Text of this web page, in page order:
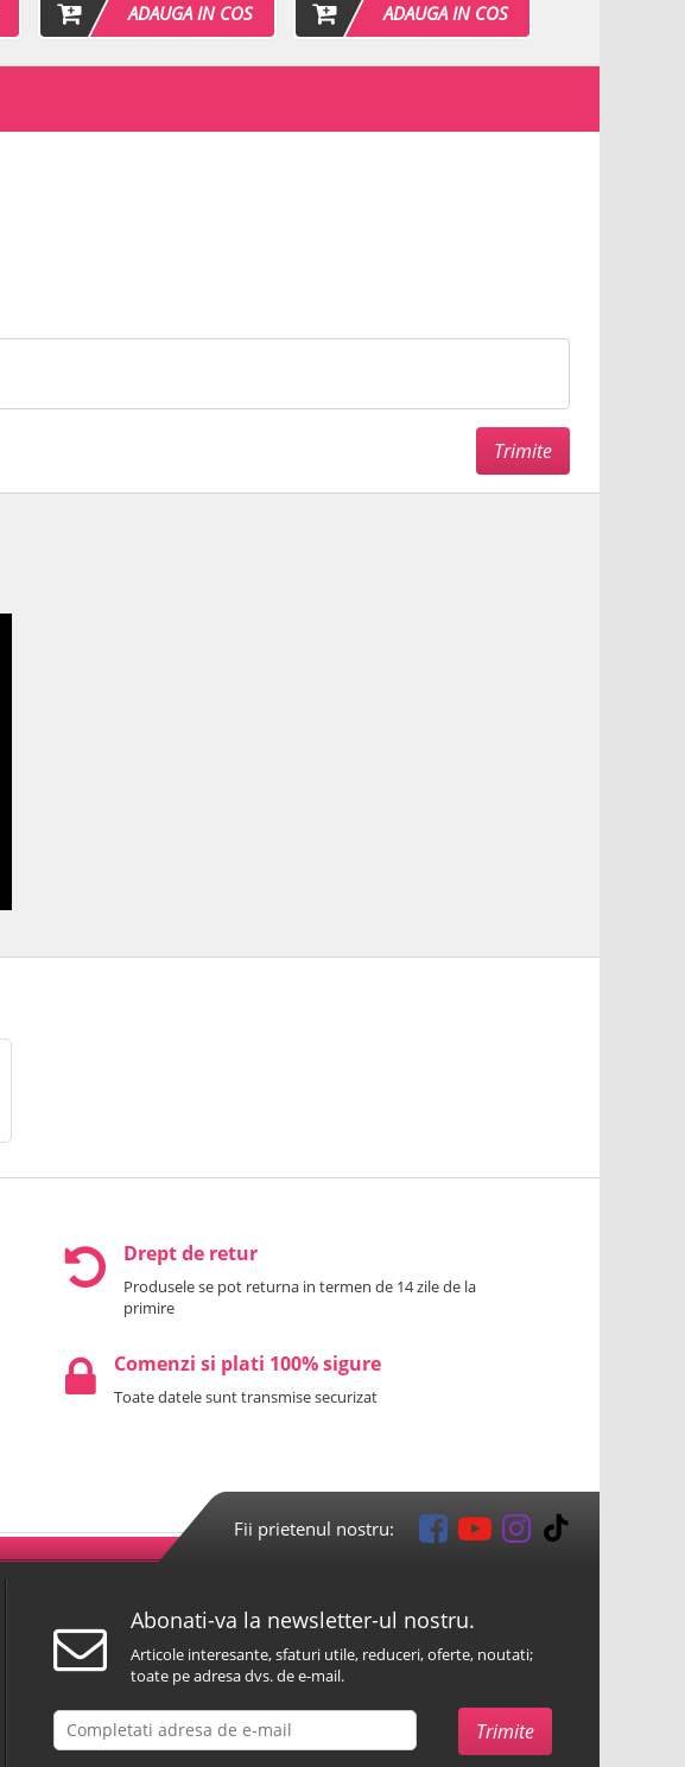
ADAUGA IN COS ADAUGA IN COS
Drept de retur
Produsele se pot returna in termen de 14 zile de la
primire
Comenzi si plati 100% sigure
Toate datele sunt transmise securizat
Fii prietenul nostru:
Abonati-va la newsletter-ul nostru.
Articole interesante, sfaturi utile, reduceri, oferte, noutati;
toate pe adresa dvs. de e-mail.